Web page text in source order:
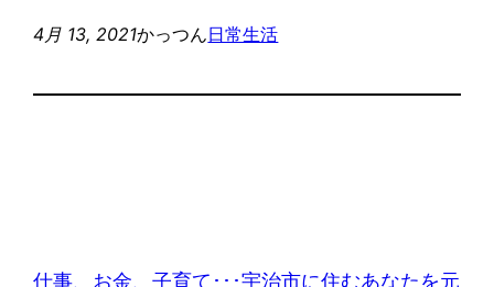
4月 13, 2021かっつん日常生活
仕事、お金、子育て･･･宇治市に住むあなたを元